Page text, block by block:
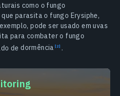
como o fungo
parasita o fungo Erysiphe,
pode ser usado em uvas
para combater o fungo
dedormência .